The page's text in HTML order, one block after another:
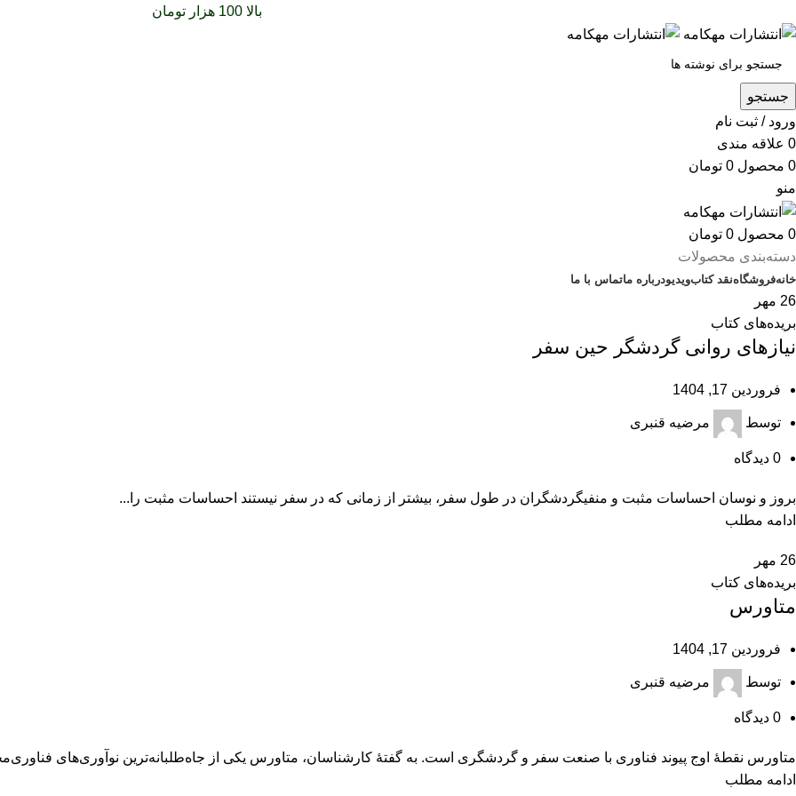
بالا 100 هزار تومان
جستجو
ورود / ثبت نام
0 علاقه مندی
0 محصول 0 تومان
منو
0 محصول 0 تومان
دسته‌بندی محصولات
خانهفروشگاهنقد کتابویدیودرباره‌ ماتماس با ما
26 مهر
بریده‌های کتاب
نیازهای روانی گردشگر حین سفر
فروردین 17, 1404
توسط مرضیه قنبری
0 دیدگاه
بروز و نوسان احساسات مثبت و منفیگردشگران در طول سفر، بيشتر از زمانی ‌كه در سفر نيستند احساسات مثبت را...
ادامه مطلب
26 مهر
بریده‌های کتاب
متاورس
فروردین 17, 1404
توسط مرضیه قنبری
0 دیدگاه
متاورس نقطۀ اوج پيوند فناوری با صنعت سفر و گردشگری است. به گفتۀ كارشناسان، متاورس يكی از جاه‌طلبانه‌ترين نوآوری‌های
ادامه مطلب